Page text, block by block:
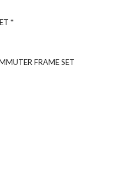
*
FRAME SET